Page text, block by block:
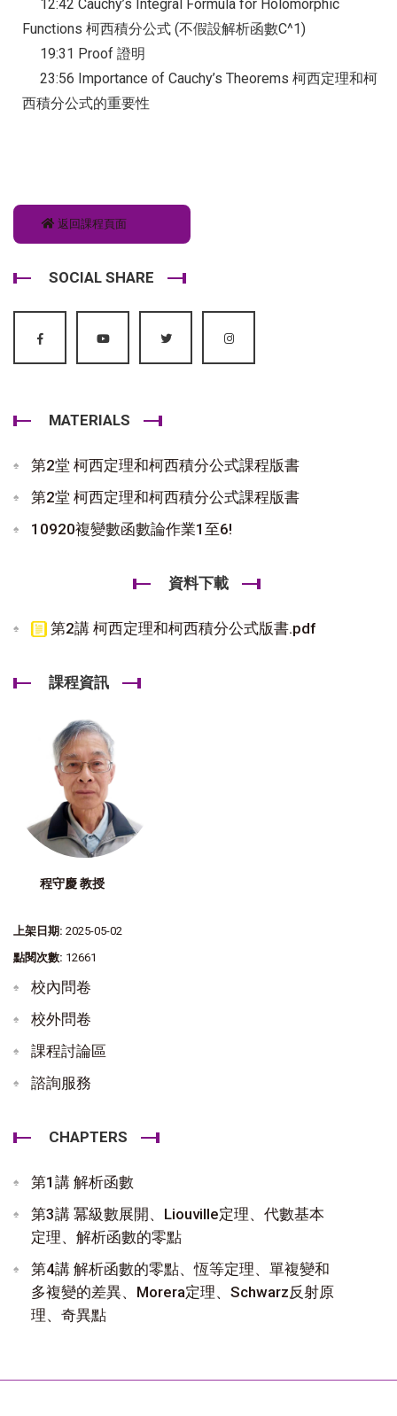
12:42 Cauchy’s Integral Formula for Holomorphic
Functions 柯西積分公式 (不假設解析函數C^1)
19:31 Proof 證明
23:56 Importance of Cauchy’s Theorems 柯西定理和柯
西積分公式的重要性
返回課程頁面
SOCIAL SHARE
MATERIALS
第2堂 柯西定理和柯西積分公式課程版書
第2堂 柯西定理和柯西積分公式課程版書
10920複變數函數論作業1至6!
資料下載
第2講 柯西定理和柯西積分公式版書.pdf
課程資訊
程守慶 教授
上架日期: 2025-05-02
點閱次數: 12661
校內問卷
校外問卷
課程討論區
諮詢服務
CHAPTERS
第1講 解析函數
第3講 冪級數展開、Liouville定理、代數基本
定理、解析函數的零點
第4講 解析函數的零點、恆等定理、單複變和
多複變的差異、Morera定理、Schwarz反射原
理、奇異點